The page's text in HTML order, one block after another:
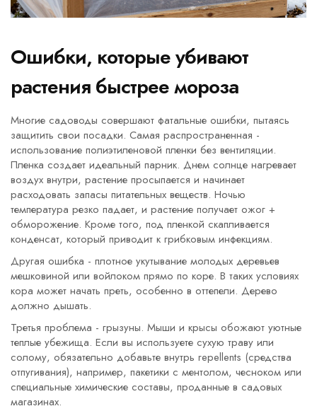
Ошибки, которые убивают
растения быстрее мороза
Многие садоводы совершают фатальные ошибки, пытаясь
защитить свои посадки. Самая распространенная -
использование полиэтиленовой пленки без вентиляции.
Пленка создает идеальный парник. Днем солнце нагревает
воздух внутри, растение просыпается и начинает
расходовать запасы питательных веществ. Ночью
температура резко падает, и растение получает ожог +
обморожение. Кроме того, под пленкой скапливается
конденсат, который приводит к грибковым инфекциям.
Другая ошибка - плотное укутывание молодых деревьев
мешковиной или войлоком прямо по коре. В таких условиях
кора может начать преть, особенно в оттепели. Дерево
должно дышать.
Третья проблема - грызуны. Мыши и крысы обожают уютные
теплые убежища. Если вы используете сухую траву или
солому, обязательно добавьте внутрь repellents (средства
отпугивания), например, пакетики с ментолом, чесноком или
специальные химические составы, проданные в садовых
магазинах.